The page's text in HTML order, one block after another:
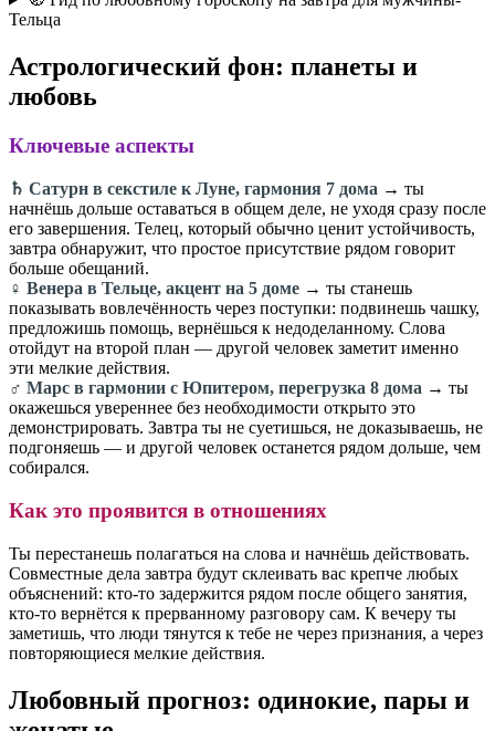
Тельца
Астрологический фон: планеты и
любовь
Ключевые аспекты
♄ Сатурн в секстиле к Луне, гармония 7 дома → ты
начнёшь дольше оставаться в общем деле, не уходя сразу после
его завершения. Телец, который обычно ценит устойчивость,
завтра обнаружит, что простое присутствие рядом говорит
больше обещаний.
♀️ Венера в Тельце, акцент на 5 доме → ты станешь
показывать вовлечённость через поступки: подвинешь чашку,
предложишь помощь, вернёшься к недоделанному. Слова
отойдут на второй план — другой человек заметит именно
эти мелкие действия.
♂️ Марс в гармонии с Юпитером, перегрузка 8 дома → ты
окажешься увереннее без необходимости открыто это
демонстрировать. Завтра ты не суетишься, не доказываешь, не
подгоняешь — и другой человек останется рядом дольше, чем
собирался.
Как это проявится в отношениях
Ты перестанешь полагаться на слова и начнёшь действовать.
Совместные дела завтра будут склеивать вас крепче любых
объяснений: кто-то задержится рядом после общего занятия,
кто-то вернётся к прерванному разговору сам. К вечеру ты
заметишь, что люди тянутся к тебе не через признания, а через
повторяющиеся мелкие действия.
Любовный прогноз: одинокие, пары и